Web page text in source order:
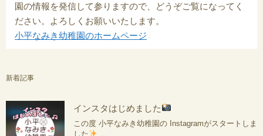
園の情報を発信して参りますので、どうぞご覧になってく
ださい。よろしくお願いいたします。
小平なみき幼稚園のホームページ
新着記事
インスタはじめました
この度 小平なみき幼稚園の Instagramがスタートしま
した